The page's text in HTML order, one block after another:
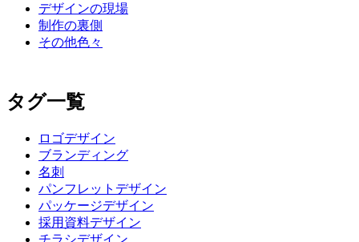
デザインの現場
制作の裏側
その他色々
タグ一覧
ロゴデザイン
ブランディング
名刺
パンフレットデザイン
パッケージデザイン
採用資料デザイン
チラシデザイン